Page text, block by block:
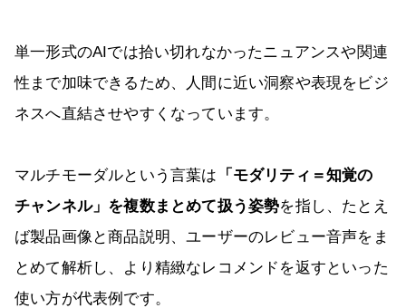
単一形式のAIでは拾い切れなかったニュアンスや関連
性まで加味できるため、人間に近い洞察や表現をビジ
ネスへ直結させやすくなっています。
マルチモーダルという言葉は 「モダリティ＝知覚の
チャンネル」を複数まとめて扱う姿勢を指し、たとえ
ば製品画像と商品説明、ユーザーのレビュー音声をま
とめて解析し、より精緻なレコメンドを返すといった
使い方が代表例です。